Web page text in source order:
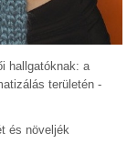
hallgatóknak: a
területén -
és növeljék